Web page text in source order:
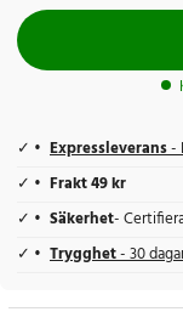
Expressleverans-
Frakt 49 kr
Säkerhet-
Trygghet- 30